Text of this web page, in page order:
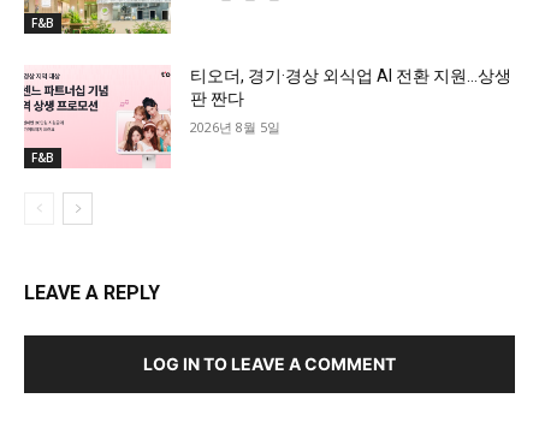
F&B
F&B
티오더, 경기·경상 외식업 AI 전환 지원…상생
판 짠다
2026년 8월 5일
LEAVE A REPLY
LOG IN TO LEAVE A COMMENT